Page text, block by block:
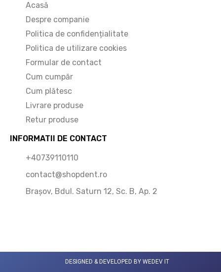
Acasă
Despre companie
Politica de confidențialitate
Politica de utilizare cookies
Formular de contact
Cum cumpăr
Cum plătesc
Livrare produse
Retur produse
INFORMATII DE CONTACT
+40739110110
contact@shopdent.ro
Brașov, Bdul. Saturn 12, Sc. B, Ap. 2
DESIGNED & DEVELOPED BY WEDEV IT